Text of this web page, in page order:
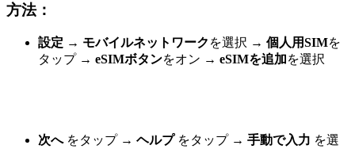
方法：
設定 → モバイルネットワーク を選択 → 個人用SIMを
タップ → eSIMボタンをオン → eSIMを追加を選択
次へをタップ → ヘルプをタップ → 手動で入力 を選